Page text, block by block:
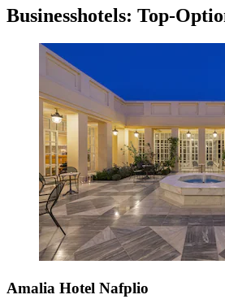
Businesshotels: Top-
Amalia Hotel Nafplio